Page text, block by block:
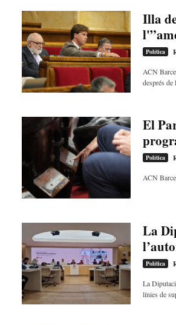
Illa
Política
ACN
després de
El
Política
ACN
La
Política
La
línies de